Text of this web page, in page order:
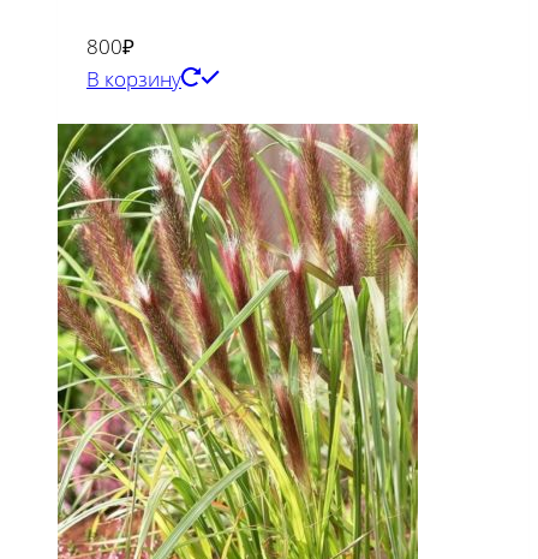
800₽
В корзину